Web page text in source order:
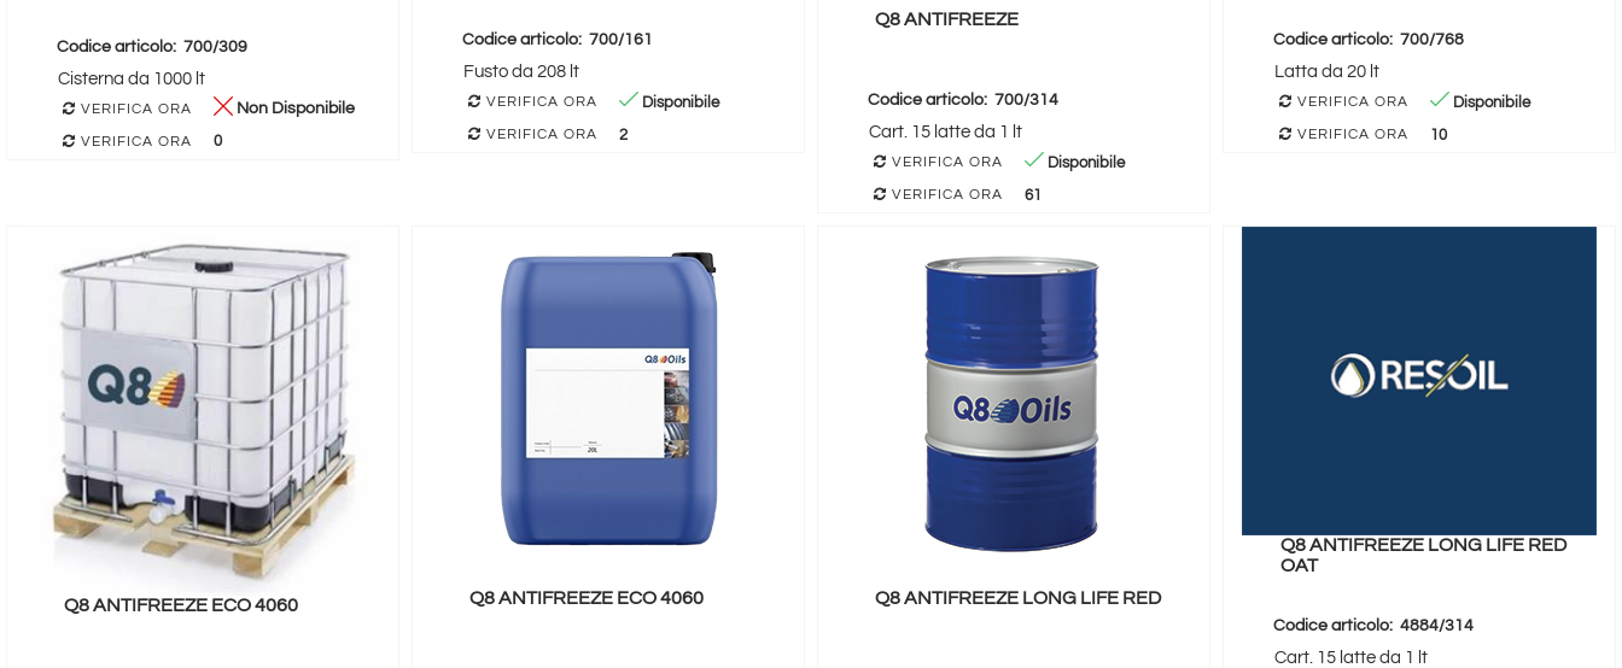
Codice articolo: 700/309
Cisterna da 1000 lt
VERIFICA ORA Non Disponibile
VERIFICA ORA 0
Codice articolo: 700/161
Fusto da 208 lt
VERIFICA ORA Disponibile
VERIFICA ORA 2
Q8 ANTIFREEZE
Codice articolo: 700/314
Cart. 15 latte da 1 lt
VERIFICA ORA Disponibile
VERIFICA ORA 61
Codice articolo: 700/768
Latta da 20 lt
VERIFICA ORA Disponibile
VERIFICA ORA 10
Q8 ANTIFREEZE ECO 4060 Q8 ANTIFREEZE ECO 4060 Q8 ANTIFREEZE LONG LIFE RED
Q8 ANTIFREEZE LONG LIFE RED
OAT
Codice articolo: 4884/314
Cart. 15 latte da 1 lt